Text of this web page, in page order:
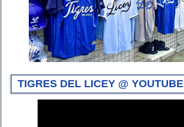
TIGRES DEL LICEY @ YOUTUBE